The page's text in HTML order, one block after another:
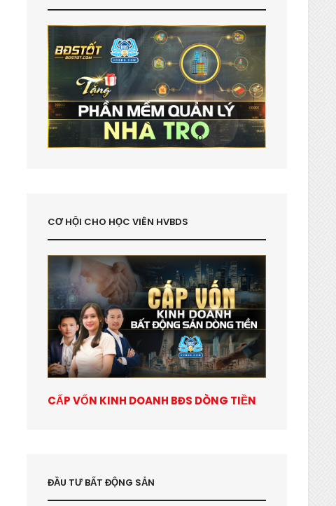
CƠ HỘI CHO HỌC VIÊN HVBDS
CẤP VỐN KINH DOANH BĐS DÒNG TIỀN
ĐẦU TƯ BẤT ĐỘNG SẢN